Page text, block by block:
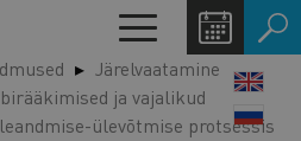
Toggle
navigation
Järelvaatamine
ja vajalikud
ülevõtmise protsessis